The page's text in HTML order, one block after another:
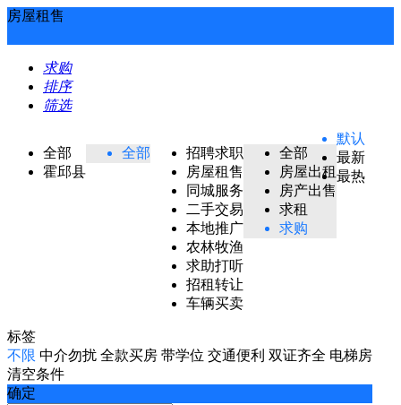
房屋租售
求购
排序
筛选
全部
霍邱县
全部
招聘求职
房屋租售
同城服务
二手交易
本地推广
农林牧渔
求助打听
招租转让
车辆买卖
全部
房屋出租
房产出售
求租
求购
默认
最新
最热
标签
不限 中介勿扰 全款买房 带学位 交通便利 双证齐全 电梯房
清空条件
确定